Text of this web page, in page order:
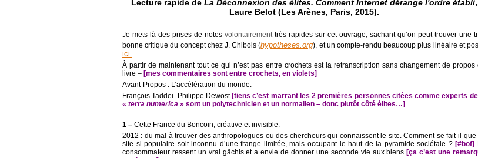
Lecture rapide de La Déconnexion des élites. Comment Internet dérange l'ordre établi,
Laure Belot (Les Arènes, Paris, 2015).
Je mets là des prises de notes volontairement très rapides sur cet ouvrage, sachant qu’on peut trouver une
bonne critique du concept chez J. Chibois (hypotheses.org), et un compte-rendu beaucoup plus linéaire et
ici.
À partir de maintenant tout ce qui n’est pas entre crochets est la retranscription sans changement de propos
livre – [mes commentaires sont entre crochets, en violets]
Avant-Propos : L’accélération du monde.
François Taddei. Philippe Dewost[tiens c’est marrant les 2 premières personnes citées comme experts
« terra numerica » sont un polytechnicien et un normalien – donc plutôt côté élites…]
1 – Cette France du Boncoin, créative et invisible.
2012 : du mal à trouver des anthropologues ou des chercheurs qui connaissent le site. Comment se fait-il que
site si populaire soit inconnu d’une frange limitée, mais occupant le haut de la pyramide sociétale ? [#bof]
consommateur ressent un vrai gâchis et a envie de donner une seconde vie aux biens[ça c’est une